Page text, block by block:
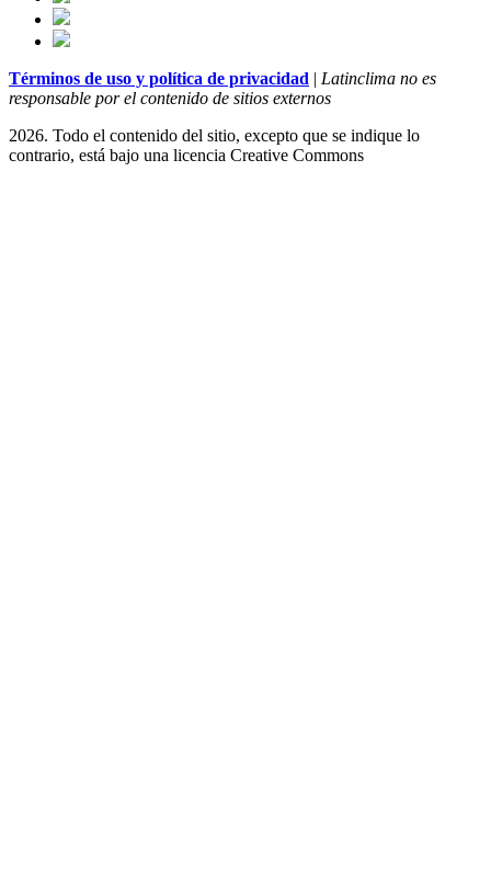
Términos de uso y política de privacidad | Latinclima no es
responsable por el contenido de sitios externos
2026. Todo el contenido del sitio, excepto que se indique lo
contrario, está bajo una licencia Creative Commons